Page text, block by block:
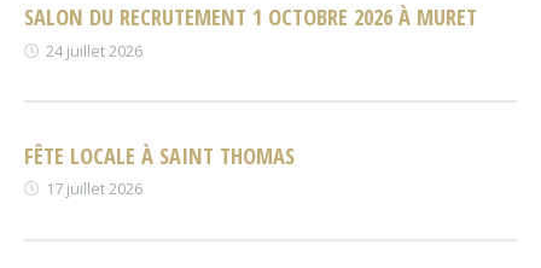
SALON DU RECRUTEMENT 1 OCTOBRE 2026 À MURET
24 juillet 2026
FÊTE LOCALE À SAINT THOMAS
17 juillet 2026